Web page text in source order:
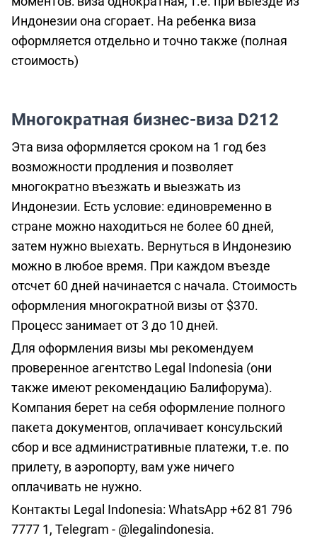
Индонезии она сгорает. На ребенка виза
оформляется отдельно и точно также (полная
стоимость)
Многократная бизнес-виза D212
Эта виза оформляется сроком на 1 год без
возможности продления и позволяет
многократно въезжать и выезжать из
Индонезии. Есть условие: единовременно в
стране можно находиться не более 60 дней,
затем нужно выехать. Вернуться в Индонезию
можно в любое время. При каждом въезде
отсчет 60 дней начинается с начала. Стоимость
оформления многократной визы от $370.
Процесс занимает от 3 до 10 дней.
Для оформления визы мы рекомендуем
проверенное агентство Legal Indonesia (они
также имеют рекомендацию Балифорума).
Компания берет на себя оформление полного
пакета документов, оплачивает консульский
сбор и все административные платежи, т.е. по
прилету, в аэропорту, вам уже ничего
оплачивать не нужно.
Контакты Legal Indonesia: WhatsApp+62 81 796
7777 1, Telegram - @legalindonesia.